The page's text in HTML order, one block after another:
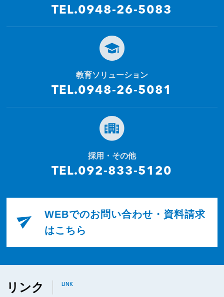
TEL.0948-26-5083
教育ソリューション
TEL.0948-26-5081
採用・その他
TEL.092-833-5120
WEBでのお問い合わせ・資料請求
はこちら
リンク LINK